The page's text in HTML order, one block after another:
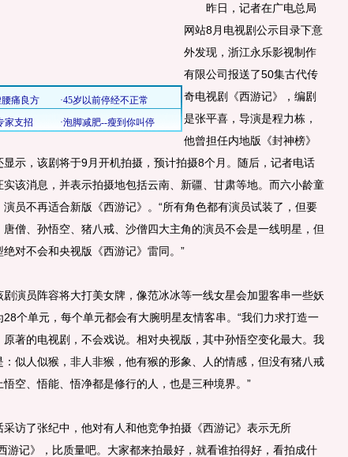
昨日，记者在广电总局
网站8月电视剧公示目录下意
外发现，浙江永乐影视制作
有限公司报送了50集古代传
奇电视剧《西游记》，编剧
是张平喜，导演是程力栋，
他曾担任内地版《封神榜》
显示，该剧将于9月开机拍摄，预计拍摄8个月。随后，记者电话
该消息，并表示拍摄地包括云南、新疆、甘肃等地。而六小龄童
员不再适合新版《西游记》。“所有角色都有演员试装了，但要
唐僧、孙悟空、猪八戒、沙僧四大主角的演员不会是一线明星，但
对不会和央视版《西游记》雷同。”
员阵容将大打美女牌，像范冰冰等一线女星会加盟客串一些妖
个单元，每个单元都会有大腕明星友情客串。“我们力求打造一
著的电视剧，不会戏说。相对央视版，其中孙悟空变化最大。我
似人似猴，非人非猴，他有猴的形象、人的情感，但没有猪八戒
空、悟能、悟净都是修行的人，也是三种境界。”
了张纪中，他对有人和他竞争拍摄《西游记》表示无所
游记》，比质量吧。大家都来拍最好，就看谁拍得好，看拍成什